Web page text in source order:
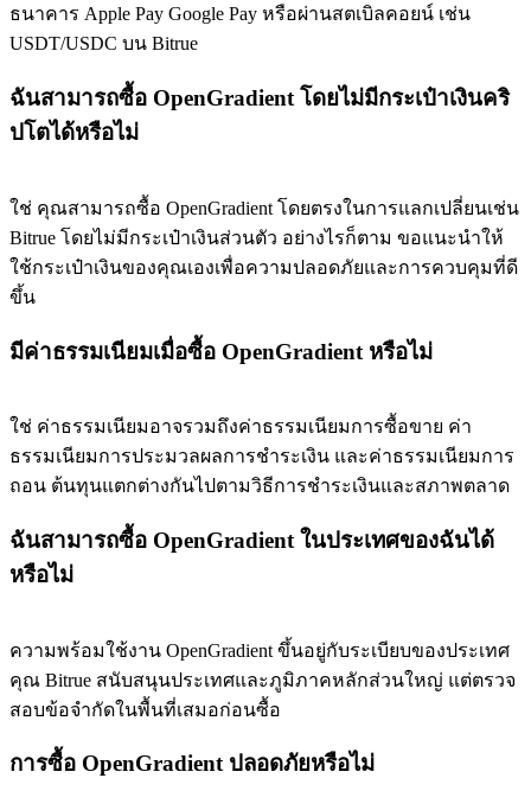
ธนาคาร Apple Pay Google Pay หรือผ่านสตเบิลคอยน์ เช่น
USDT/USDC บน Bitrue
ฉันสามารถซื้อ OpenGradient โดยไม่มีกระเป๋าเงินคริ
ปโตได้หรือไม่
ใช่ คุณสามารถซื้อ OpenGradient โดยตรงในการแลกเปลี่ยนเช่น
Bitrue โดยไม่มีกระเป๋าเงินส่วนตัว อย่างไรก็ตาม ขอแนะนำให้
ใช้กระเป๋าเงินของคุณเองเพื่อความปลอดภัยและการควบคุมที่ดี
ขึ้น
มีค่าธรรมเนียมเมื่อซื้อ OpenGradient หรือไม่
ใช่ ค่าธรรมเนียมอาจรวมถึงค่าธรรมเนียมการซื้อขาย ค่า
ธรรมเนียมการประมวลผลการชำระเงิน และค่าธรรมเนียมการ
ถอน ต้นทุนแตกต่างกันไปตามวิธีการชำระเงินและสภาพตลาด
ฉันสามารถซื้อ OpenGradient ในประเทศของฉันได้
หรือไม่
ความพร้อมใช้งาน OpenGradient ขึ้นอยู่กับระเบียบของประเทศ
คุณ Bitrue สนับสนุนประเทศและภูมิภาคหลักส่วนใหญ่ แต่ตรวจ
สอบข้อจำกัดในพื้นที่เสมอก่อนซื้อ
การซื้อ OpenGradient ปลอดภัยหรือไม่